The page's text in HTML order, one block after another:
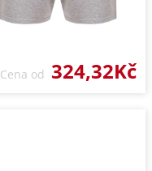
Cena od 324,32Kč